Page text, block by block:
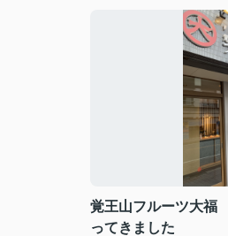
覚王山フルーツ大
ってきました